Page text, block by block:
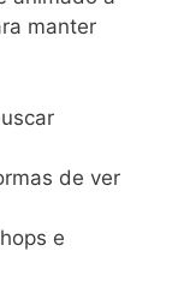
manter
de ver
e